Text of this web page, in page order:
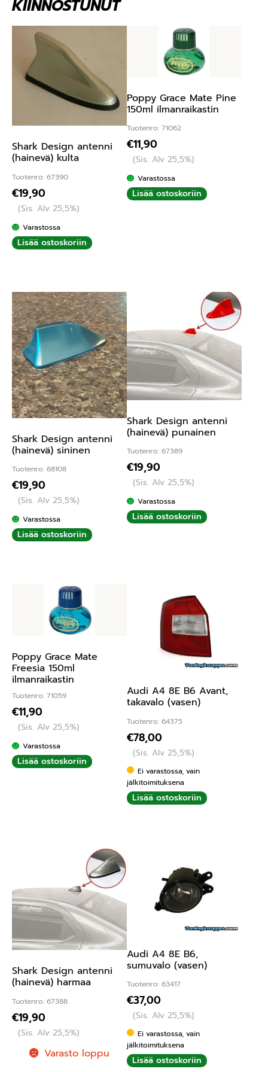
KIINNOSTUNUT
Shark Design antenni
(hainevä) kulta
Tuotenro: 67390
€19,90
(Sis. Alv 25,5%)
Varastossa
Lisää ostoskoriin
Poppy Grace Mate Pine
150ml ilmanraikastin
Tuotenro: 71062
€11,90
(Sis. Alv 25,5%)
Varastossa
Lisää ostoskoriin
Shark Design antenni
(hainevä) sininen
Tuotenro: 68108
€19,90
(Sis. Alv 25,5%)
Varastossa
Lisää ostoskoriin
Shark Design antenni
(hainevä) punainen
Tuotenro: 67389
€19,90
(Sis. Alv 25,5%)
Varastossa
Lisää ostoskoriin
Poppy Grace Mate
Freesia 150ml
ilmanraikastin
Tuotenro: 71059
€11,90
(Sis. Alv 25,5%)
Varastossa
Lisää ostoskoriin
Audi A4 8E B6 Avant,
takavalo (vasen)
Tuotenro: 64375
€78,00
(Sis. Alv 25,5%)
Ei varastossa, vain
jälkitoimituksena
Lisää ostoskoriin
Shark Design antenni
(hainevä) harmaa
Tuotenro: 67388
€19,90
(Sis. Alv 25,5%)
Varasto loppu
Audi A4 8E B6,
sumuvalo (vasen)
Tuotenro: 63417
€37,00
(Sis. Alv 25,5%)
Ei varastossa, vain
jälkitoimituksena
Lisää ostoskoriin